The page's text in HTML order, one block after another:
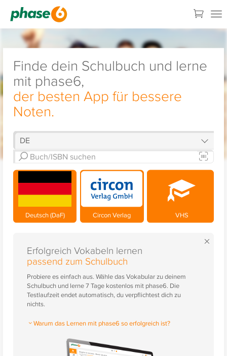
Finde dein Schulbuch und lerne
mit phase6,
der besten App für bessere
Noten.
Deutsch (DaF) Circon Verlag VHS
×
Erfolgreich Vokabeln lernen
passend zum Schulbuch
Probiere es einfach aus. Wähle das Vokabular zu deinem
Schulbuch und lerne 7 Tage kostenlos mit phase6. Die
Testlaufzeit endet automatisch, du verpflichtest dich zu
nichts.
Warum das Lernen mit phase6 so erfolgreich ist?